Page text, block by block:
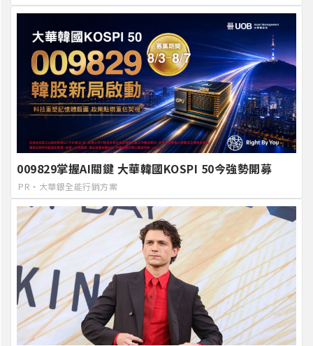
009829掌握AI關鍵 大華韓國KOSPI 50今強勢開募
PR・大華銀全能行銷方案